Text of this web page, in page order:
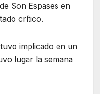
Son Espases en
crítico.
implicado en un
lugar la semana